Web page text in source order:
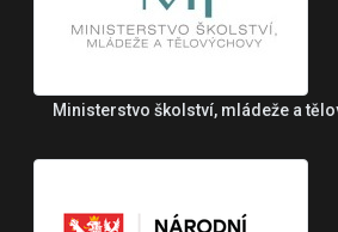
Ministerstvo školství, mládeže a